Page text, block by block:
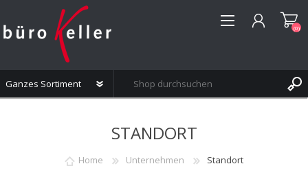
(0)
STANDORT
Home Unternehmen Standort